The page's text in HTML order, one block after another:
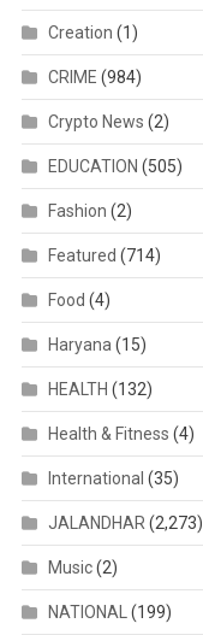
Creation (1)
CRIME (984)
Crypto News (2)
EDUCATION (505)
Fashion (2)
Featured (714)
Food (4)
Haryana (15)
HEALTH (132)
Health & Fitness (4)
International (35)
JALANDHAR (2,273)
Music(2)
NATIONAL (199)